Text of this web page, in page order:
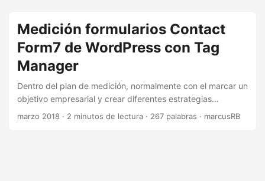
Medición formularios Contact
Form7 de WordPress con Tag
Manager
Dentro del plan de medición, normalmente con el marcar un
objetivo empresarial y crear diferentes estrategias
llegamos al punto de la implementación técnica.
marzo 2018 · 2 minutos de lectura · 267 palabras · marcusRB